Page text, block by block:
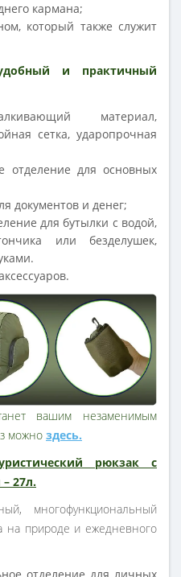
кармана;
который также служит
и практичный
материал,
сетка, ударопрочная
отделение для основных
документов и денег;
для бутылки с водой,
или безделушек,
вашим незаменимым
можно здесь.
рюкзак с
27л.
многофункциональный
на природе и ежедневного